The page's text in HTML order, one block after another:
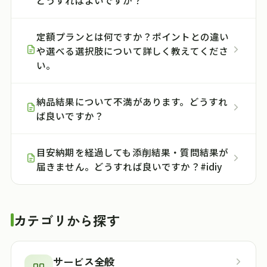
定額プランとは何ですか？ポイントとの違い
や選べる選択肢について詳しく教えてくださ
い。
納品結果について不満があります。どうすれ
ば良いですか？
目安納期を経過しても添削結果・質問結果が
届きません。どうすれば良いですか？#idiy
カテゴリから探す
サービス全般